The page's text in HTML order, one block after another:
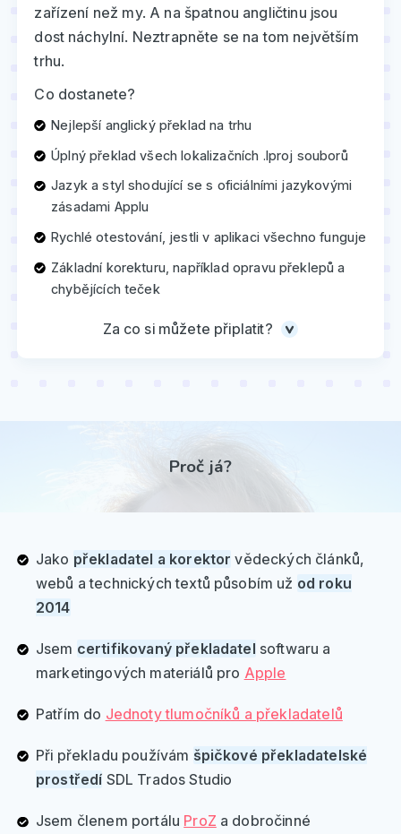
zařízení než my. A na špatnou angličtinu jsou
dost náchylní. Neztrapněte se na tom největším
trhu.
Co dostanete?
Nejlepší anglický překlad na trhu
Úplný překlad všech lokalizačních .lproj souborů
Jazyk a styl shodující se s oficiálními jazykovými
zásadami Applu
Rychlé otestování, jestli v aplikaci všechno funguje
Základní korekturu, například opravu překlepů a
chybějících teček
Za co si můžete připlatit?
Proč já?
Jako překladatel a korektor vědeckých článků,
webů a technických textů působím už od roku
2014
Jsem certifikovaný překladatel softwaru a
marketingových materiálů pro Apple
Patřím do Jednoty tlumočníků a překladatelů
Při překladu používám špičkové překladatelské
prostředí SDL Trados Studio
Jsem členem portálu ProZ a dobročinné